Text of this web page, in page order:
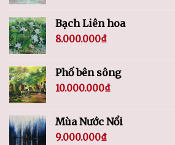
Bạch Liên hoa
8.000.000₫
Phố bên sông
10.000.000₫
Mùa Nước Nổi
9.000.000₫